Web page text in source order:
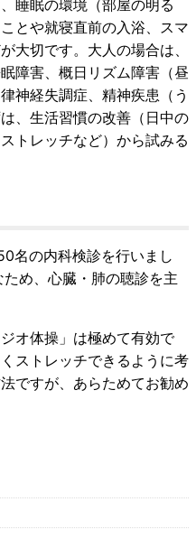
睡眠の環境（部屋の明る
とや就寝直前の入浴、スマ
大切です。大人の場合は、
障害、概日リズム障害（昼
神経失調症、精神疾患（う
、生活習慣の改善（日中の
トレッチなど）から試みる
名の内科検診を行いまし
め、心臓・肺の聴診を主
オ体操」は極めて有効で
ストレッチできるように考
ですが、あらためてお勧め